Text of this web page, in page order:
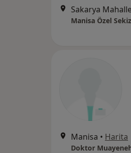
Manisa Özel
Manisa • Harita
Doktor